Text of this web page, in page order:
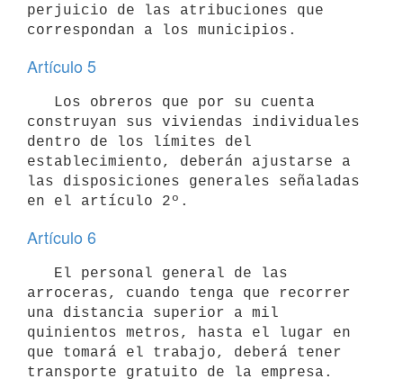
perjuicio de las atribuciones que
correspondan a los municipios.
Artículo 5
construyan sus viviendas individuales
dentro de los límites del
establecimiento, deberán ajustarse a
las disposiciones generales señaladas
en el artículo 2º.
Artículo 6
arroceras, cuando tenga que recorrer
una distancia superior a mil
quinientos metros, hasta el lugar en
que tomará el trabajo, deberá tener
transporte gratuito de la empresa.